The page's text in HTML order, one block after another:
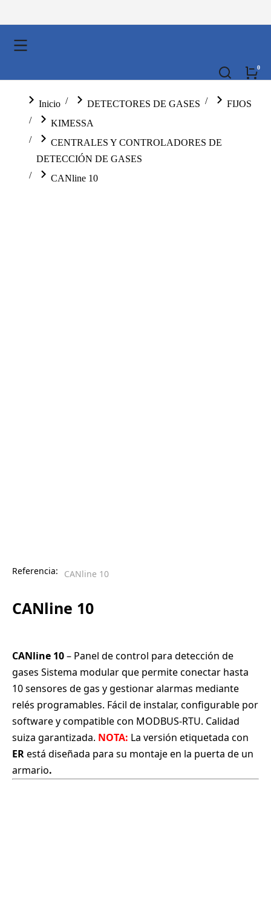
You are here:
Inicio DETECTORES DE GASES
FIJOS
KIMESSA
CENTRALES Y CONTROLADORES DE
DETECCIÓN DE GASES
CANline 10
Referencia: CANline 10
CANline 10
CANline 10– Panel de control para detección de
gases Sistema modular que permite conectar hasta
10 sensores de gas y gestionar alarmas mediante
relés programables. Fácil de instalar, configurable por
software y compatible con MODBUS-RTU. Calidad
suiza garantizada. NOTA: La versión etiquetada con
ERestá diseñada para su montaje en la puerta de un
armario.